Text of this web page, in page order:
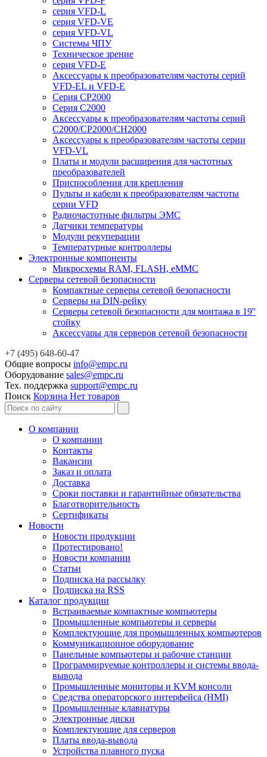
серия VFD-L
серия VFD-VE
серия VFD-VL
Системы ЧПУ
Техническое зрение
серия VFD-E
Аксессуары к преобразователям частоты серий
VFD-EL и VFD-E
Серия CP2000
Серия C2000
Аксессуары к преобразователям частоты серий
С2000/CP2000/CH2000
Аксессуары к преобразователям частоты серии
VFD-VL
Платы и модули расширения для частотных
преобразователей
Приспособления для крепления
Пульты и кабели к преобразователям частоты
серии VFD
Радиочастотные фильтры ЭМС
Датчики температуры
Модули рекуперации
Температурные контроллеры
Электронные компоненты
Микросхемы RAM, FLASH, eMMC
Серверы сетевой безопасности
Компактные серверы сетевой безопасности
Серверы на DIN-рейку
Серверы сетевой безопасности для монтажа в 19''
стойку
Аксессуары для серверов сетевой безопасности
+7 (495) 648-60-47
Общие вопросы info@empc.ru
Оборудование sales@empc.ru
Тех. поддержка support@empc.ru
Поиск Корзина Нет товаров
О компании
О компании
Контакты
Вакансии
Заказ и оплата
Доставка
Сроки поставки и гарантийные обязательства
Благотворительность
Сертификаты
Новости
Новости продукции
Протестировано!
Новости компании
Статьи
Подписка на рассылку
Подписка на RSS
Каталог продукции
Встраиваемые компактные компьютеры
Промышленные компьютеры и серверы
Комплектующие для промышленных компьютеров
Коммуникационное оборудование
Панельные компьютеры и рабочие станции
Программируемые контроллеры и системы ввода-
вывода
Промышленные мониторы и KVM консоли
Средства операторского интерфейса (HMI)
Промышленные клавиатуры
Электронные диски
Комплектующие для серверов
Платы ввода-вывода
Устройства плавного пуска